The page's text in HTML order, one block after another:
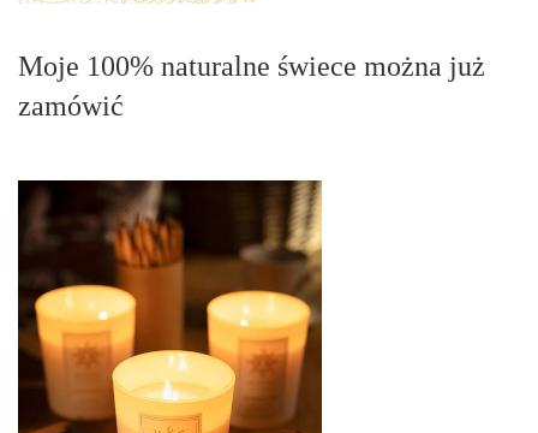
Moje 100% naturalne świece można już
zamówić